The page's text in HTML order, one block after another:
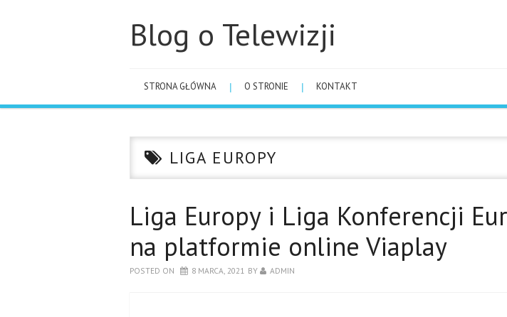
Blog o Telewizji
STRONA GŁÓWNA O STRONIE KONTAKT
LIGA EUROPY
Liga Europy i Liga Konferencji
na platformie online Viaplay
POSTED ON 8 MARCA, 2021 BY ADMIN